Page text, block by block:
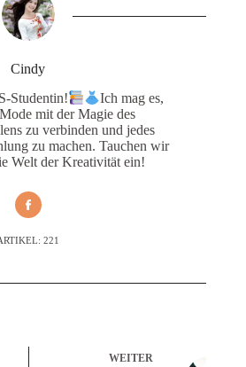
Cindy
Studentin!
Ich mag es,
mit der Magie des
zu verbinden und jedes
zu machen. Tauchen wir
Welt der Kreativität ein!
221
WEITER